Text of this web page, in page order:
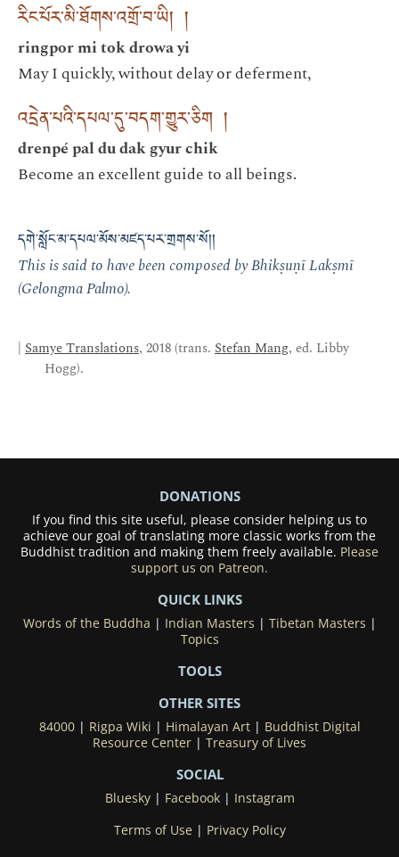
རིང་པོར་མི་ཐོགས་འགྲོ་བ་ཡི། །
ringpor mi tok drowa yi
May I quickly, without delay or deferment,
འདྲེན་པའི་དཔལ་དུ་བདག་གྱུར་ཅིག །
drenpé pal du dak gyur chik
Become an excellent guide to all beings.
དགེ་སློང་མ་དཔལ་མོས་མཛད་པར་གྲགས་སོ།།
This is said to have been composed by Bhikṣuṇī Lakṣmī
(Gelongma Palmo).
| Samye Translations, 2018 (trans. Stefan Mang, ed. Libby
Hogg).
DONATIONS
If you find this site useful, please consider helping us to
achieve our goal of translating more classic works from the
Buddhist tradition and making them freely available. Please
support us on Patreon.
QUICK LINKS
Words of the Buddha | Indian Masters | Tibetan Masters |
Topics
TOOLS
OTHER SITES
84000| Rigpa Wiki | Himalayan Art| Buddhist Digital
Resource Center | Treasury of Lives
SOCIAL
Bluesky| Facebook| Instagram
Terms of Use | Privacy Policy